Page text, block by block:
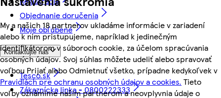
My a našich 18 partnerov ukladáme informácie v zariadení
alebo k nim pristupujeme, napríklad k jedinečným
identifikátorom v súboroch cookie, za účelom spracúvania
osobných údajov. Svoj súhlas môžete udeliť alebo spravovať
voľbou Prijať alebo Odmietnuť všetko, prípadne kedykoľvek v
Pravidlách pre ochranu osobných údajov a cookies. Tieto
voľby oznámime našim partnerom a neovplyvnia údaje o
Objednanie doručenia
Moje obľúbené
Kontaktujte nás
Tesco.sk
Zákaznícka linka - 0800222333